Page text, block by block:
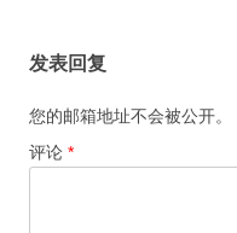
发表回复
您的邮箱地址不会被公开。
评论 *